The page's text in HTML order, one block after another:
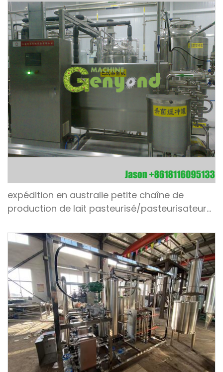
expédition en australie petite chaîne de
production de lait pasteurisé/pasteurisateur